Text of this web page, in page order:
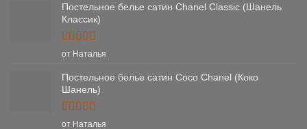
Постельное белье сатин Chanel Classic (Шанель
Классик)
Оценка5
от Наталья
Постельное белье сатин Coco Chanel (Коко
Шанель)
Оценка5
от Наталья